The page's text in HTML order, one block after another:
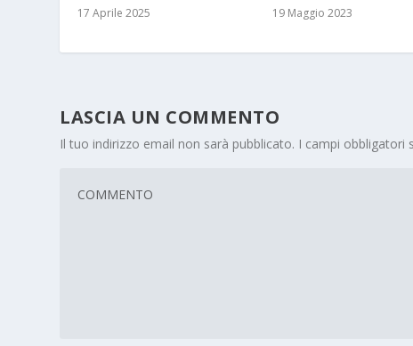
17 Aprile 2025 19 Maggio 2023
LASCIA UN COMMENTO
Il tuo indirizzo email non sarà pubblicato. I campi